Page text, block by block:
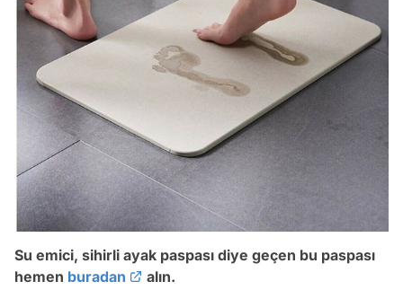
Su emici, sihirli ayak paspası diye geçen bu paspası
hemen buradan
alın.